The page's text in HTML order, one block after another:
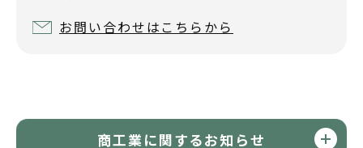
お問い合わせはこちらから
商工業に関するお知らせ